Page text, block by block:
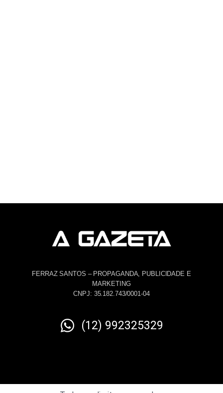
FERRAZ SANTOS – PROPAGANDA, PUBLICIDADE E
MARKETING
CNPJ: 35.182.743/0001-04
(12) 992325329